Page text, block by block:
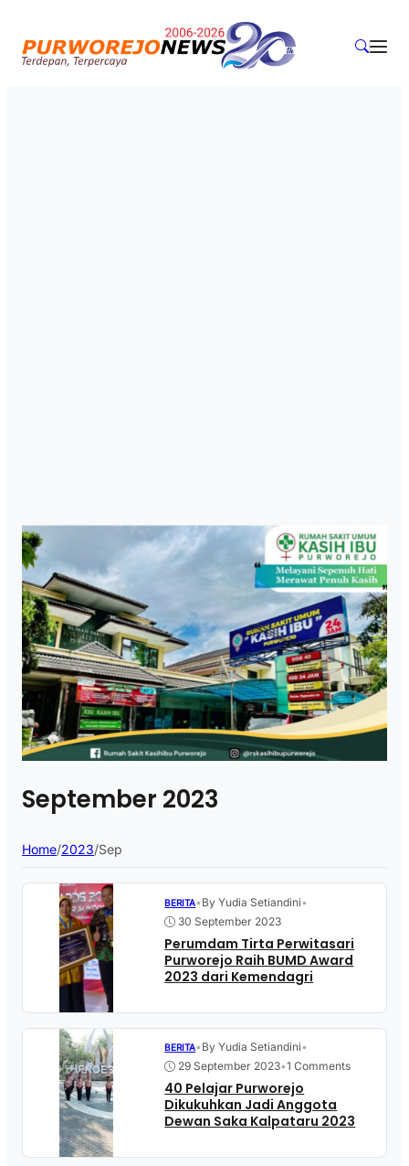
September 2023
Home/2023/Sep
BERITA• By Yudia Setiandini•
30 September 2023
Perumdam Tirta Perwitasari
Purworejo Raih BUMD Award
2023 dari Kemendagri
BERITA• By Yudia Setiandini•
29 September 2023•1 Comments
40 Pelajar Purworejo
Dikukuhkan Jadi Anggota
Dewan Saka Kalpataru 2023